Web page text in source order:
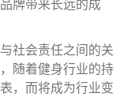
牌带来长远的成
社会责任之间的关
随着健身行业的持
，而将成为行业变